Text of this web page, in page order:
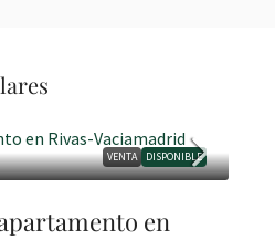
VENTA DISPONIBLE
en